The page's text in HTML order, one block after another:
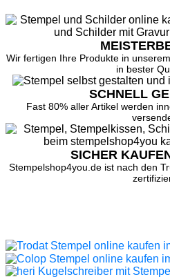
Wir fertigen Ihre Produkte in
in bester
SCHNELL
Fast 80% aller Artikel werden
SICHER
Stempelshop4you.de ist nach den